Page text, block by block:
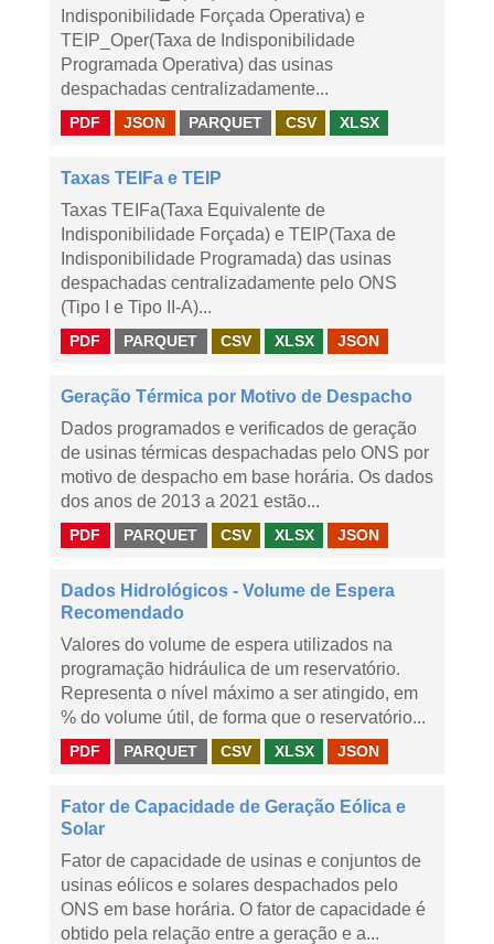
Indisponibilidade Forçada Operativa) e
TEIP_Oper(Taxa de Indisponibilidade
Programada Operativa) das usinas
despachadas centralizadamente...
PDF JSON PARQUET CSV XLSX
Taxas TEIFa e TEIP
Taxas TEIFa(Taxa Equivalente de
Indisponibilidade Forçada) e TEIP(Taxa de
Indisponibilidade Programada) das usinas
despachadas centralizadamente pelo ONS
(Tipo I e Tipo II-A)...
PDF PARQUET CSV XLSX JSON
Geração Térmica por Motivo de Despacho
Dados programados e verificados de geração
de usinas térmicas despachadas pelo ONS por
motivo de despacho em base horária. Os dados
dos anos de 2013 a 2021 estão...
PDF PARQUET CSV XLSX JSON
Dados Hidrológicos - Volume de Espera
Recomendado
Valores do volume de espera utilizados na
programação hidráulica de um reservatório.
Representa o nível máximo a ser atingido, em
% do volume útil, de forma que o reservatório...
PDF PARQUET CSV XLSX JSON
Fator de Capacidade de Geração Eólica e
Solar
Fator de capacidade de usinas e conjuntos de
usinas eólicos e solares despachados pelo
ONS em base horária. O fator de capacidade é
obtido pela relação entre a geração e a...